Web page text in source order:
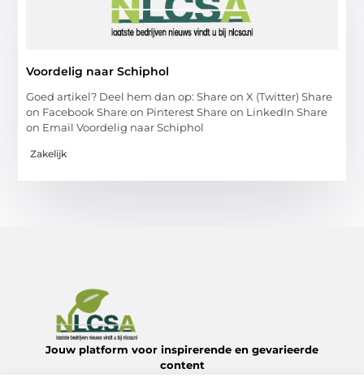
Voordelig naar Schiphol
Goed artikel? Deel hem dan op: Share on X (Twitter) Share
on Facebook Share on Pinterest Share on LinkedIn Share
on Email Voordelig naar Schiphol
Zakelijk
Jouw platform voor inspirerende en gevarieerde
content